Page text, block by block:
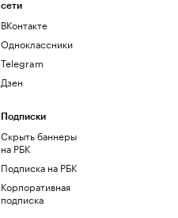
сети
ВКонтакте
Одноклассники
Telegram
Дзен
Подписки
Скрыть баннеры
на РБК
Подписка на РБК
Корпоративная
подписка